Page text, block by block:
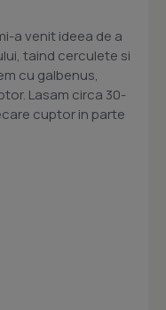
a venit ideea de a
taind cerculete si
cu galbenus,
Lasam circa 30-
cuptor in parte